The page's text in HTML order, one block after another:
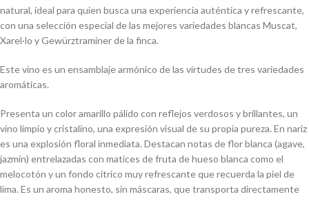
natural, ideal para quien busca una experiencia auténtica y refrescante,
con una selección especial de las mejores variedades blancas Muscat,
Xarel·lo y Gewürztraminer de la finca.
Este vino es un ensamblaje armónico de las virtudes de tres variedades
aromáticas.
Presenta un color amarillo pálido con reflejos verdosos y brillantes, un
vino limpio y cristalino, una expresión visual de su propia pureza. En nariz
es una explosión floral inmediata. Destacan notas de flor blanca (agave,
jazmín) entrelazadas con matices de fruta de hueso blanca como el
melocotón y un fondo cítrico muy refrescante que recuerda la piel de
lima. Es un aroma honesto, sin máscaras, que transporta directamente